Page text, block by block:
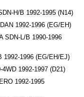
H/B 1992-1995 (N14)
1992-1996 (EG/EH)
SDN-L/B 1990-1996
1992-1996 (EG/EH/EJ)
1992-1997 (D21)
1992-1995